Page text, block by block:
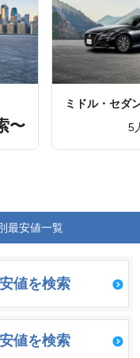
〜
ミドル・セダ
5
最安値一覧
値を検索
値を検索